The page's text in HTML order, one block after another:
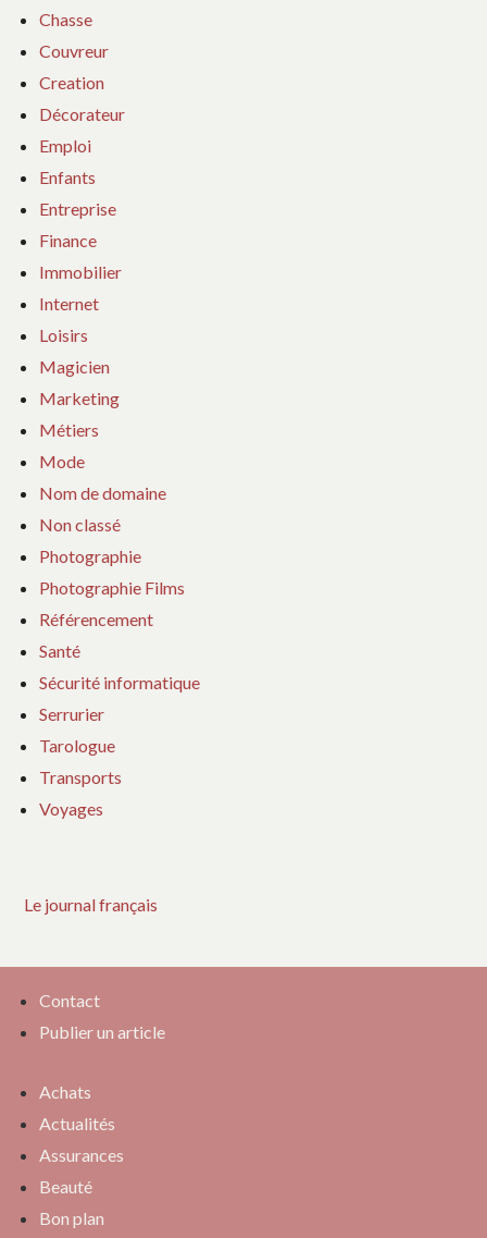
Chasse
Couvreur
Creation
Décorateur
Emploi
Enfants
Entreprise
Finance
Immobilier
Internet
Loisirs
Magicien
Marketing
Métiers
Mode
Nom de domaine
Non classé
Photographie
Photographie Films
Référencement
Santé
Sécurité informatique
Serrurier
Tarologue
Transports
Voyages
Le journal français
Contact
Publier un article
Achats
Actualités
Assurances
Beauté
Bon plan